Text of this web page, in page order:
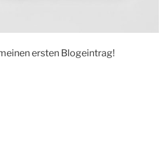
ersten Blogeintrag!